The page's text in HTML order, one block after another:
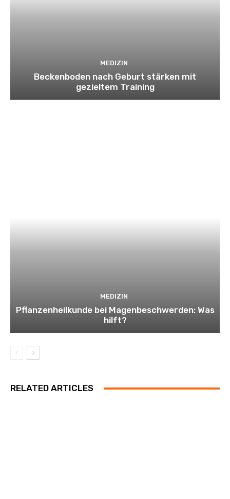
MEDIZIN
Beckenboden nach Geburt stärken mit
gezieltem Training
MEDIZIN
Pflanzenheilkunde bei Magenbeschwerden: Was
hilft?
RELATED ARTICLES